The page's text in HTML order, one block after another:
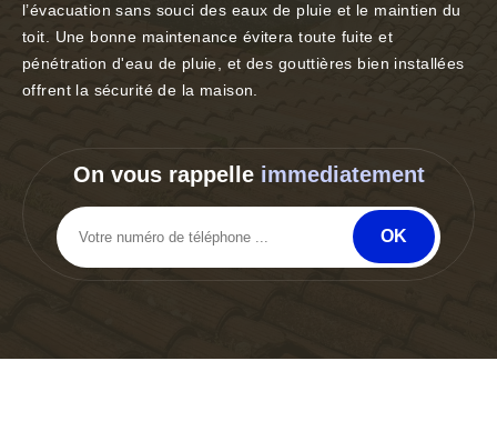
l’évacuation sans souci des eaux de pluie et le maintien du
toit. Une bonne maintenance évitera toute fuite et
pénétration d'eau de pluie, et des gouttières bien installées
offrent la sécurité de la maison.
On vous rappelle immediatement